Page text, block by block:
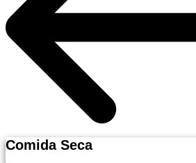
Comida Seca